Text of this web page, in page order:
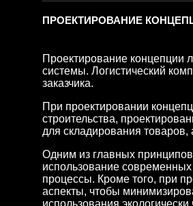
ПРОЕКТИРОВАНИЕ
Проектирование концепции
системы. Логистический
заказчика.
При проектировании
строительства,
для складирования
Одним из главных принципов
использование современных
процессы. Кроме того, при
аспекты, чтобы
использования